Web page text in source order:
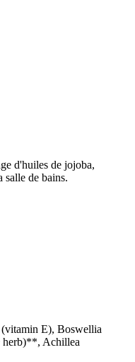
d'huiles de jojoba,
salle de bains.
E), Boswellia
herb)**, Achillea